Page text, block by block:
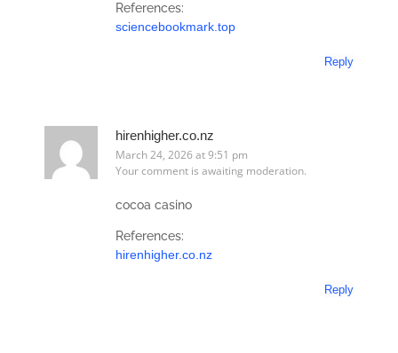
References:
sciencebookmark.top
Reply
hirenhigher.co.nz
March 24, 2026 at 9:51 pm
Your comment is awaiting moderation.
cocoa casino
References:
hirenhigher.co.nz
Reply